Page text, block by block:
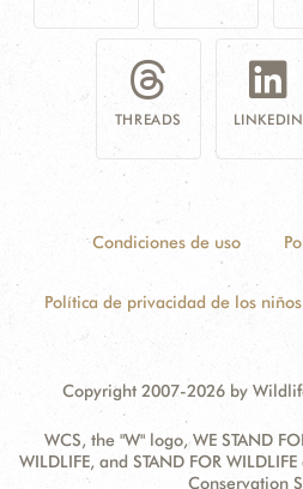
THREADS LINKEDIN
Condiciones de uso
Política de privacidad de los niños
Copyright 2007-2026 by
WCS, the "W" logo, WE STAND
WILDLIFE, and STAND FOR
Conservation